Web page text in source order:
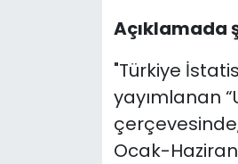
Açıklamada
"Türkiye
yayımlanan
Ocak-